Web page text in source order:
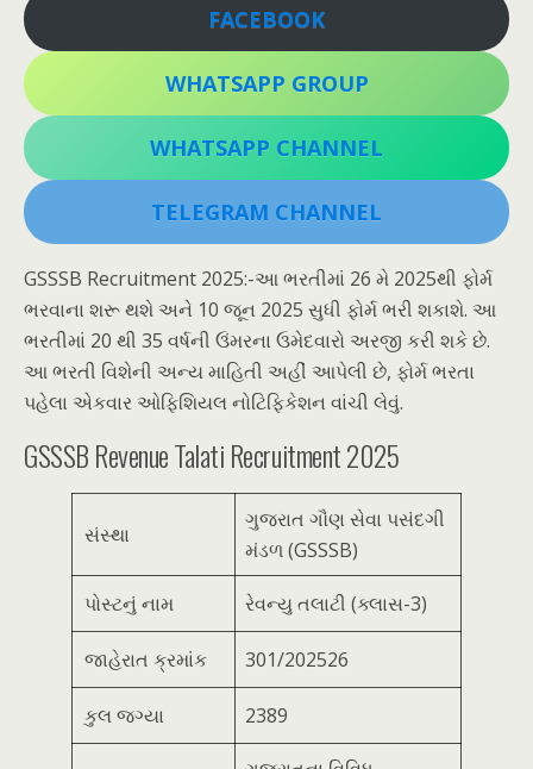
FACEBOOK
WHATSAPP GROUP
WHATSAPP CHANNEL
TELEGRAM CHANNEL
GSSSB Recruitment 2025:-આ ભરતીમાં 26 મે 2025થી ફોર્મ
ભરવાના શરૂ થશે અને 10 જૂન 2025 સુધી ફોર્મ ભરી શકાશે. આ
ભરતીમાં 20 થી 35 વર્ષની ઉંમરના ઉમેદવારો અરજી કરી શકે છે.
આ ભરતી વિશેની અન્ય માહિતી અહીં આપેલી છે, ફોર્મ ભરતા
પહેલા એકવાર ઓફિશિયલ નોટિફિકેશન વાંચી લેવું.
GSSSB Revenue Talati Recruitment 2025
સંસ્થા
ગુજરાત ગૌણ સેવા પસંદગી
મંડળ (GSSSB)
પોસ્ટનું નામ રેવન્યુ તલાટી (ક્લાસ-3)
જાહેરાત ક્રમાંક 301/202526
કુલ જગ્યા 2389